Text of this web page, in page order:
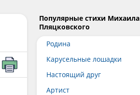
Популярные стихи Михаила
Пляцковского
Родина
Карусельные лошадки
Настоящий друг
Артист